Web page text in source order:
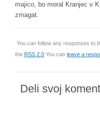
majico, bo moral Kranjec v
zmagat.
You can follow any responses to
the RSS 2.0 You can leave a
Deli svoj